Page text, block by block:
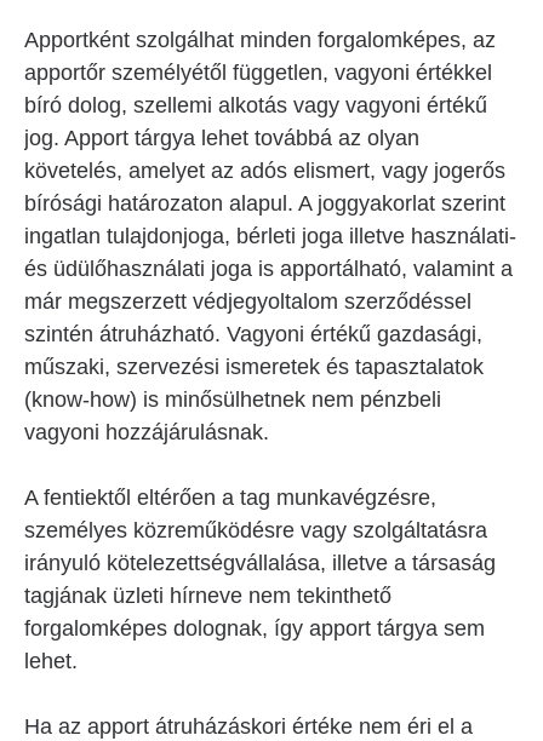
Apportként szolgálhat minden forgalomképes, az
apportőr személyétől független, vagyoni értékkel
bíró dolog, szellemi alkotás vagy vagyoni értékű
jog. Apport tárgya lehet továbbá az olyan
követelés, amelyet az adós elismert, vagy jogerős
bírósági határozaton alapul. A joggyakorlat szerint
ingatlan tulajdonjoga, bérleti joga illetve használati-
és üdülőhasználati joga is apportálható, valamint a
már megszerzett védjegyoltalom szerződéssel
szintén átruházható. Vagyoni értékű gazdasági,
műszaki, szervezési ismeretek és tapasztalatok
(know-how) is minősülhetnek nem pénzbeli
vagyoni hozzájárulásnak.
A fentiektől eltérően a tag munkavégzésre,
személyes közreműködésre vagy szolgáltatásra
irányuló kötelezettségvállalása, illetve a társaság
tagjának üzleti hírneve nem tekinthető
forgalomképes dolognak, így apport tárgya sem
lehet.
Ha az apport átruházáskori értéke nem éri el a